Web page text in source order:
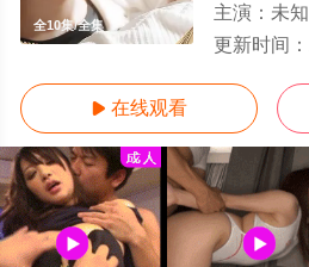
全10集/全集
主演： 未知
更新时间：
 在线观看